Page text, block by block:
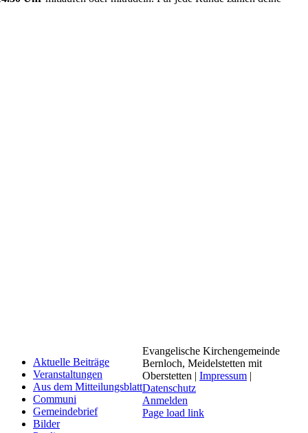
Aktuelle Beiträge
Veranstaltungen
Aus dem Mitteilungsblatt
Communi
Gemeindebrief
Bilder
Evangelische Kirchengemeinde
Bernloch, Meidelstetten mit
Oberstetten | Impressum |
Datenschutz
Anmelden
Page load link